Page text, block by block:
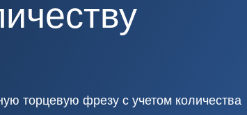
торцевую фрезу с учетом количества